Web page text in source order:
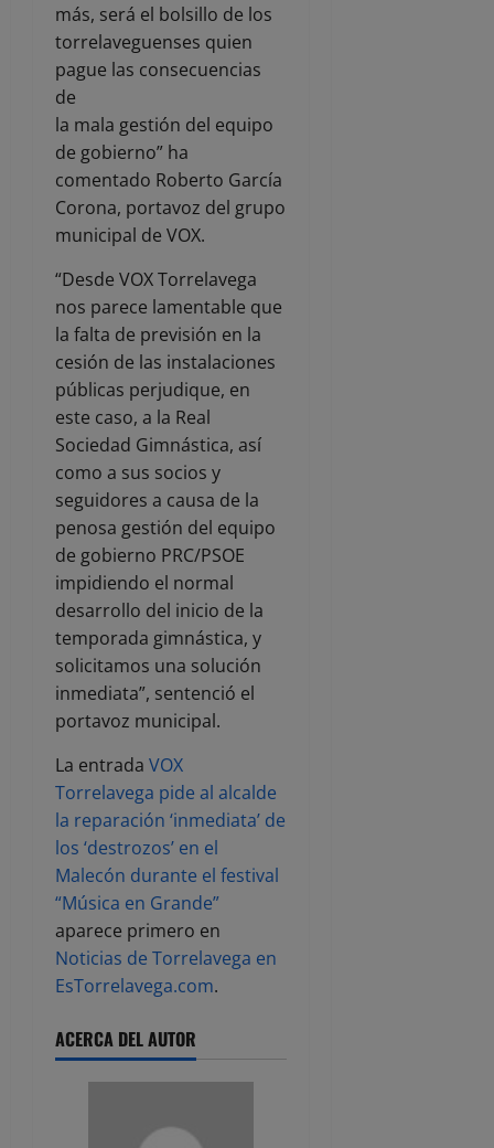
más, será el bolsillo de los
torrelaveguenses quien
pague las consecuencias
de
la mala gestión del equipo
de gobierno” ha
comentado Roberto García
Corona, portavoz del grupo
municipal de VOX.
“Desde VOX Torrelavega
nos parece lamentable que
la falta de previsión en la
cesión de las instalaciones
públicas perjudique, en
este caso, a la Real
Sociedad Gimnástica, así
como a sus socios y
seguidores a causa de la
penosa gestión del equipo
de gobierno PRC/PSOE
impidiendo el normal
desarrollo del inicio de la
temporada gimnástica, y
solicitamos una solución
inmediata”, sentenció el
portavoz municipal.
La entrada VOX
Torrelavega pide al alcalde
la reparación ‘inmediata’ de
los ‘destrozos’ en el
Malecón durante el festival
“Música en Grande”
aparece primero en
Noticias de Torrelavega en
EsTorrelavega.com.
ACERCA DEL AUTOR